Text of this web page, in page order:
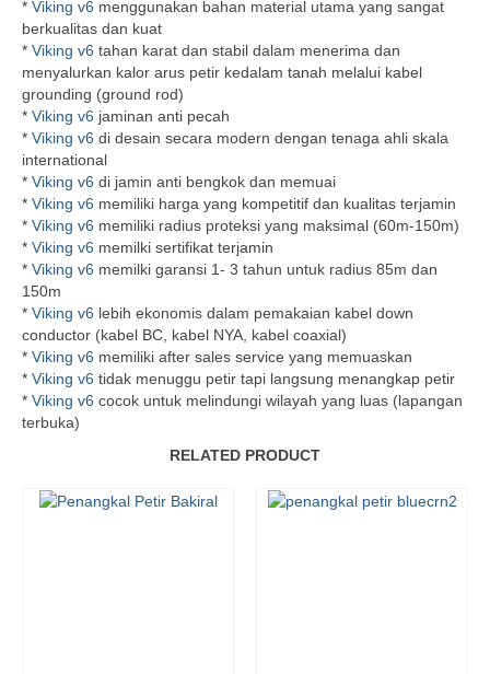
* Viking v6 menggunakan bahan material utama yang sangat
berkualitas dan kuat
* Viking v6 tahan karat dan stabil dalam menerima dan
menyalurkan kalor arus petir kedalam tanah melalui kabel
grounding (ground rod)
* Viking v6 jaminan anti pecah
* Viking v6 di desain secara modern dengan tenaga ahli skala
international
* Viking v6 di jamin anti bengkok dan memuai
* Viking v6 memiliki harga yang kompetitif dan kualitas terjamin
* Viking v6 memiliki radius proteksi yang maksimal (60m-150m)
* Viking v6 memilki sertifikat terjamin
* Viking v6 memilki garansi 1- 3 tahun untuk radius 85m dan
150m
* Viking v6 lebih ekonomis dalam pemakaian kabel down
conductor (kabel BC, kabel NYA, kabel coaxial)
* Viking v6 memiliki after sales service yang memuaskan
* Viking v6 tidak menuggu petir tapi langsung menangkap petir
* Viking v6 cocok untuk melindungi wilayah yang luas (lapangan
terbuka)
RELATED PRODUCT